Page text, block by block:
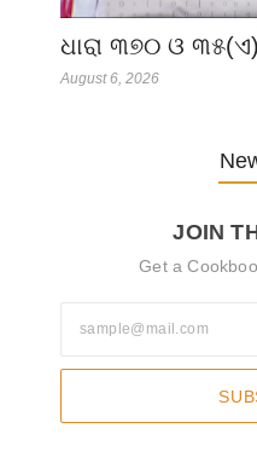
ଧାରା ୩୭୦ ଓ
August 6, 2026
JOIN
Get a